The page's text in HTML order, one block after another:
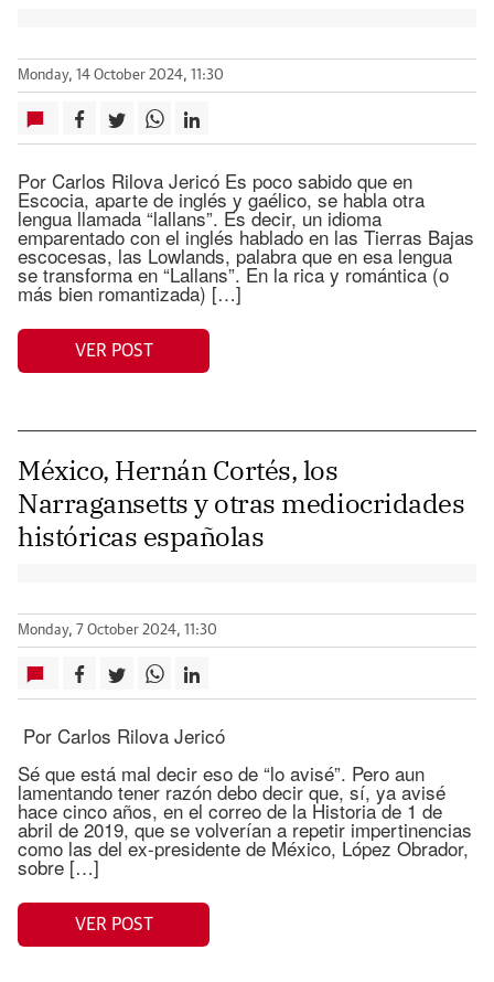
Monday, 14 October 2024, 11:30
Por Carlos Rilova Jericó Es poco sabido que en
Escocia, aparte de inglés y gaélico, se habla otra
lengua llamada “lallans”. Es decir, un idioma
emparentado con el inglés hablado en las Tierras Bajas
escocesas, las Lowlands, palabra que en esa lengua
se transforma en “Lallans”. En la rica y romántica (o
más bien romantizada) […]
VER POST
México, Hernán Cortés, los
Narragansetts y otras mediocridades
históricas españolas
Monday, 7 October 2024, 11:30
Por Carlos Rilova Jericó
Sé que está mal decir eso de “lo avisé”. Pero aun
lamentando tener razón debo decir que, sí, ya avisé
hace cinco años, en el correo de la Historia de 1 de
abril de 2019, que se volverían a repetir impertinencias
como las del ex-presidente de México, López Obrador,
sobre […]
VER POST